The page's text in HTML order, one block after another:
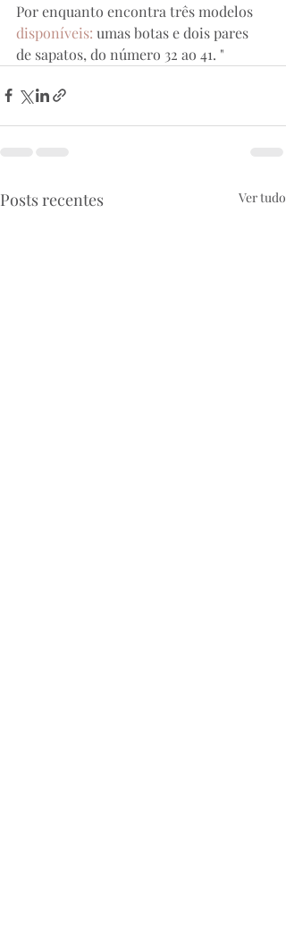
Por enquanto encontra três modelos
disponíveis: umas botas e dois pares
de sapatos, do número 32 ao 41. "
Posts recentes Ver tudo